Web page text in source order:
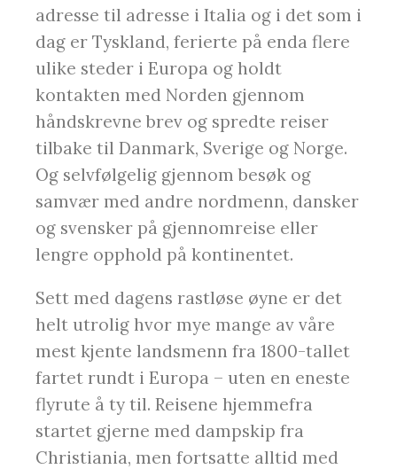
adresse til adresse i Italia og i det som i
dag er Tyskland, ferierte på enda flere
ulike steder i Europa og holdt
kontakten med Norden gjennom
håndskrevne brev og spredte reiser
tilbake til Danmark, Sverige og Norge.
Og selvfølgelig gjennom besøk og
samvær med andre nordmenn, dansker
og svensker på gjennomreise eller
lengre opphold på kontinentet.
Sett med dagens rastløse øyne er det
helt utrolig hvor mye mange av våre
mest kjente landsmenn fra 1800-tallet
fartet rundt i Europa – uten en eneste
flyrute å ty til. Reisene hjemmefra
startet gjerne med dampskip fra
Christiania, men fortsatte alltid med